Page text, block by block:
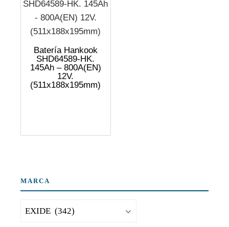
Batería Hankook
SHD64589-HK.
145Ah – 800A(EN)
12V.
(511x188x195mm)
MARCA